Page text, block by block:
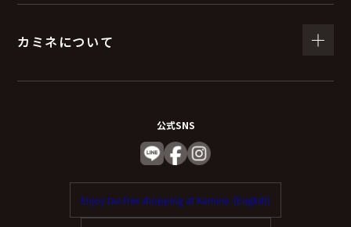
報の一部をご提供いただけない場合は、お問い合わせ内
（７）保有個人データの開示等および問い合わ
ご本人からの求めにより、当社が保有する保有個人デー
カミネについて
公式SNS
Enjoy tax-free shopping at Kamine. (English)